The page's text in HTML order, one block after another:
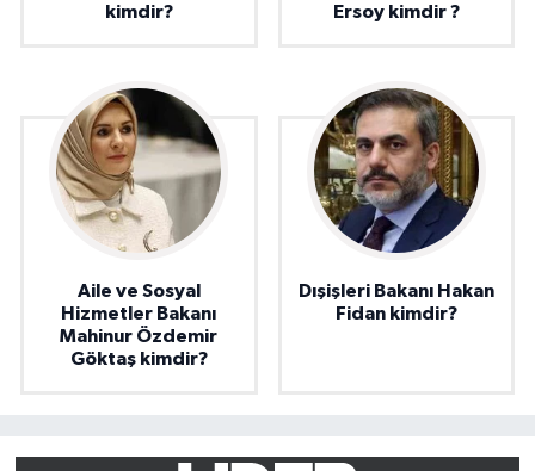
kimdir?
Ersoy kimdir ?
Aile ve Sosyal
Hizmetler Bakanı
Mahinur Özdemir
Göktaş kimdir?
Dışişleri Bakanı Hakan
Fidan kimdir?